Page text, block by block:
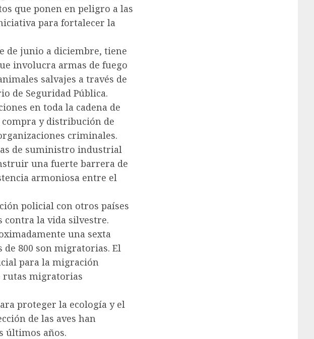
que ponen en peligro a las
para fortalecer la
de junio a diciembre, tiene
involucra armas de fuego
salvajes a través de
de Seguridad Pública.
en toda la cadena de
y distribución de
criminales.
de suministro industrial
una fuerte barrera de
armoniosa entre el
policial con otros países
la vida silvestre.
una sexta
800 son migratorias. El
para la migración
rutas migratorias
proteger la ecología y el
de las aves han
últimos años.